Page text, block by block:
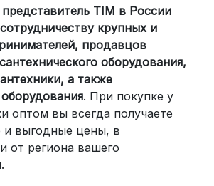
из других регионов
сотрудничаем с
транспортными
доставку до
выдачи (от 2 дней) или
до двери (от 3 дней).
начинается от300
TIM в России
крупных и
продавцов
оборудования,
а также
. При покупке у
оптом вы всегда получаете
и выгодные цены, в
от региона вашего